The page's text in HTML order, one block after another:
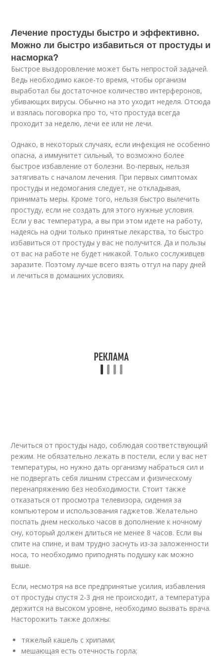
Лечение простуды быстро и эффективно.
Можно ли быстро избавиться от простуды и
насморка?
Быстрое выздоровление может быть непростой задачей.
Ведь необходимо какое-то время, чтобы организм
выработал бы достаточное количество интерферонов,
убивающих вирусы. Обычно на это уходит неделя. Отсюда
и взялась поговорка про то, что простуда всегда
проходит за неделю, лечи ее или не лечи.
Однако, в некоторых случаях, если инфекция не особенно
опасна, а иммунитет сильный, то возможно более
быстрое избавление от болезни. Во-первых, нельзя
затягивать с началом лечения. При первых симптомах
простуды и недомогания следует, не откладывая,
принимать меры. Кроме того, нельзя быстро вылечить
простуду, если не создать для этого нужные условия.
Если у вас температура, а вы при этом идете на работу,
надеясь на одни только принятые лекарства, то быстро
избавиться от простуды у вас не получится. Да и пользы
от вас на работе не будет никакой. Только сослуживцев
заразите. Поэтому лучше всего взять отгул на пару дней
и лечиться в домашних условиях.
Лечиться от простуды надо, соблюдая соответствующий
режим. Не обязательно лежать в постели, если у вас нет
температуры, но нужно дать организму набраться сил и
не подвергать себя лишним стрессам и физическому
перенапряжению без необходимости. Стоит также
отказаться от просмотра телевизора, сидения за
компьютером и использования гаджетов. Желательно
поспать днем несколько часов в дополнение к ночному
сну, который должен длиться не менее 8 часов. Если вы
спите на спине, и вам трудно заснуть из-за заложенности
носа, то необходимо приподнять подушку как можно
выше.
Если, несмотря на все предпринятые усилия, избавления
от простуды спустя 2-3 дня не происходит, а температура
держится на высоком уровне, необходимо вызвать врача.
Насторожить также должны:
тяжелый кашель с хрипами;
мешающая есть отечность горла;